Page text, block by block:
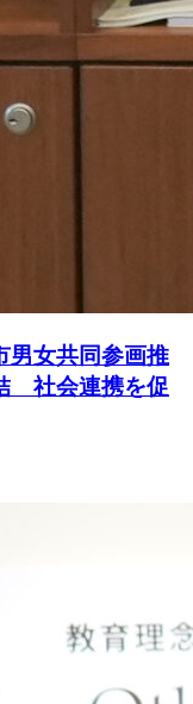
男女共同参画推
社会連携を促